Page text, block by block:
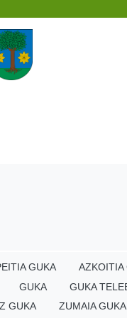
GUKA AZKOITIA
GUKA
GUKA
GUKA
ZUMAIA GUKA